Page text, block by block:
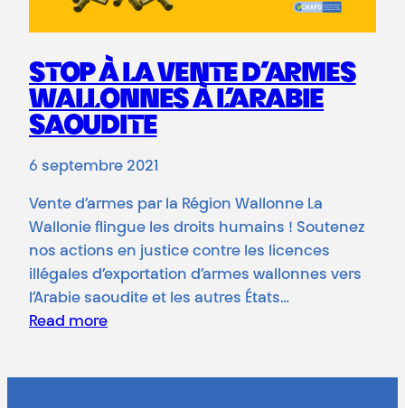
STOP À LA VENTE D’ARMES
WALLONNES À L’ARABIE
SAOUDITE
6 septembre 2021
Vente d’armes par la Région Wallonne La
Wallonie flingue les droits humains ! Soutenez
nos actions en justice contre les licences
illégales d’exportation d’armes wallonnes vers
l’Arabie saoudite et les autres États…
Read more